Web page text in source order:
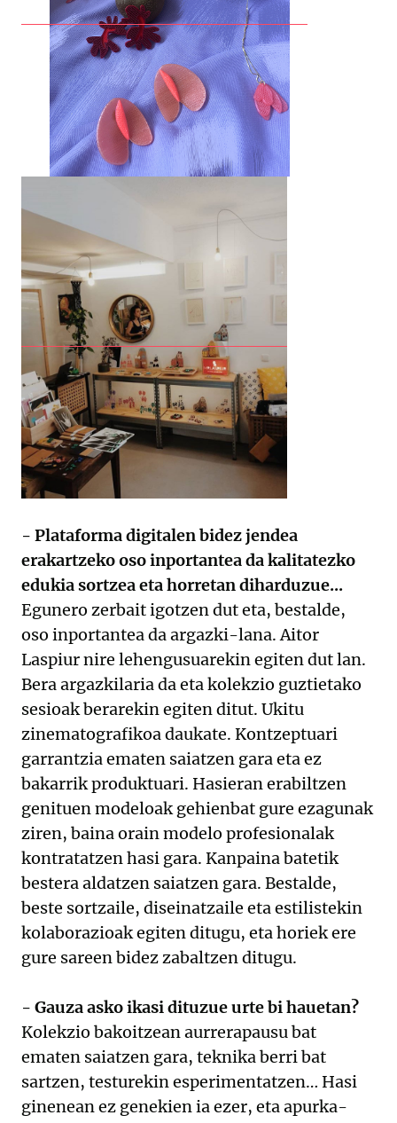
- Plataforma digitalen bidez jendea
erakartzeko oso inportantea da kalitatezko
edukia sortzea eta horretan diharduzue...
Egunero zerbait igotzen dut eta, bestalde,
oso inportantea da argazki-lana. Aitor
Laspiur nire lehengusuarekin egiten dut lan.
Bera argazkilaria da eta kolekzio guztietako
sesioak berarekin egiten ditut. Ukitu
zinematografikoa daukate. Kontzeptuari
garrantzia ematen saiatzen gara eta ez
bakarrik produktuari. Hasieran erabiltzen
genituen modeloak gehienbat gure ezagunak
ziren, baina orain modelo profesionalak
kontratatzen hasi gara. Kanpaina batetik
bestera aldatzen saiatzen gara. Bestalde,
beste sortzaile, diseinatzaile eta estilistekin
kolaborazioak egiten ditugu, eta horiek ere
gure sareen bidez zabaltzen ditugu.
- Gauza asko ikasi dituzue urte bi hauetan?
Kolekzio bakoitzean aurrerapausu bat
ematen saiatzen gara, teknika berri bat
sartzen, testurekin esperimentatzen… Hasi
ginenean ez genekien ia ezer, eta apurka-